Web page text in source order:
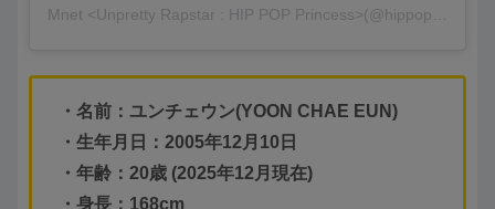
・名前：ユンチェウン(YOON CHAE EUN)
・生年月日：2005年12月10日
・年齢：20歳 (2025年12月現在)
・身長：168cm